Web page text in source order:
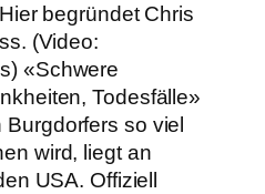
begründet Chris
(Video:
«Schwere
Todesfälle»
so viel
wird, liegt an
USA. Offiziell